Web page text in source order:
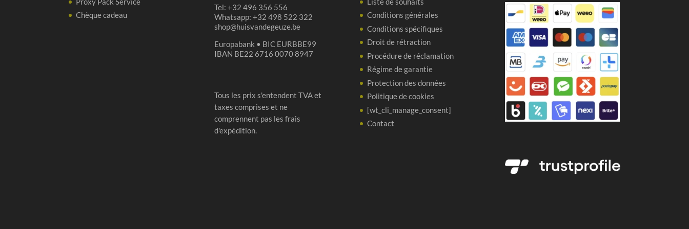
Chèque cadeau
Tel: +32 496 356 556
Whatsapp: +32 498 522 322
shop@huisvandegeuze.be
Europabank • BIC EURBBE99
IBAN BE22 6716 0070 8947
Tous les prix s'entendent TVA et
taxes comprises et ne
comprennent pas les frais
d'expédition.
Conditions générales
Conditions spécifiques
Droit de rétraction
Procédure de réclamation
Régime de garantie
Protection des données
Politique de cookies
[wt_cli_manage_consent]
Contact